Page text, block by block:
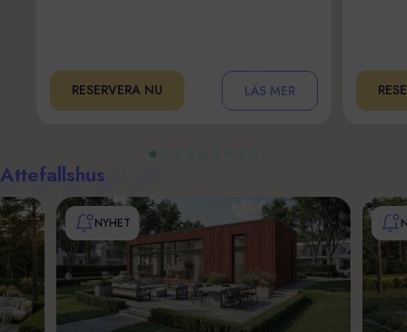
RESERVERA NU LÄS MER
Attefallshus
NYHET